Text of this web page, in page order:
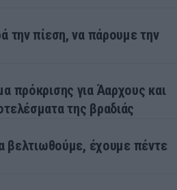
την πίεση, να πάρουμε την
πρόκρισης για Άαρχους και
της βραδιάς
βελτιωθούμε, έχουμε πέντε